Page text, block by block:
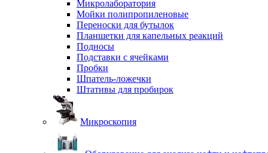
Микролаборатория
Мойки полипропиленовые
Переноски для бутылок
Планшетки для капельных реакций
Подносы
Подставки с ячейками
Пробки
Шпатель-ложечки
Штативы для пробирок
Микроскопия